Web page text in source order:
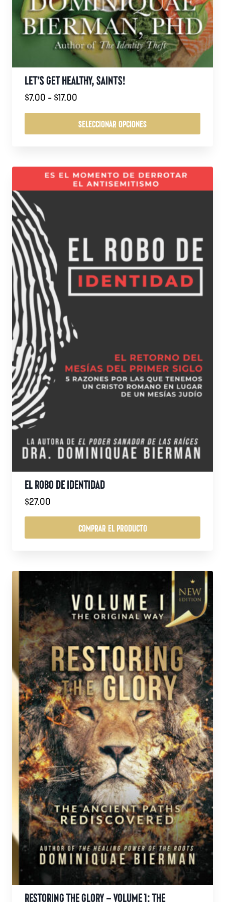
LET’S GET HEALTHY, SAINTS!
$7.00 - $17.00Rango
precios:
desde
$17.00
SELECCIONAR OPCIONES
tiene
múltiples
variantes.
Las
opciones
se
pueden
elegir
en
la
página
de
producto
EL ROBO DE IDENTIDAD
$27.00
COMPRAR EL PRODUCTO
RESTORING THE GLORY – VOLUME 1: THE